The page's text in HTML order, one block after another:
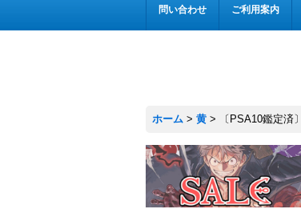
問い合わせ ご利用案内
ホーム > 黄 > 〔PSA10鑑定